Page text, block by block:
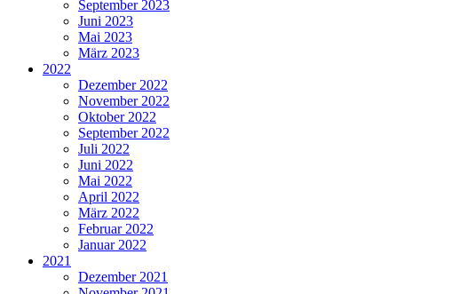
September 2023
Juni 2023
Mai 2023
März 2023
2022
Dezember 2022
November 2022
Oktober 2022
September 2022
Juli 2022
Juni 2022
Mai 2022
April 2022
März 2022
Februar 2022
Januar 2022
2021
Dezember 2021